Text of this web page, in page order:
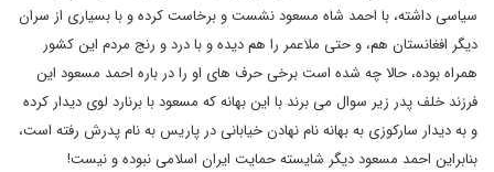
سیاسی داشته، با احمد شاه مسعود نشست و برخاست کرده و با بسیاری از سران
دیگر افغانستان هم، و حتی ملاعمر را هم دیده و با درد و رنج مردم این کشور
همراه بوده، حالا چه شده است برخی حرف های او را در باره احمد مسعود این
فرزند خلف پدر زیر سوال می برند با این بهانه که مسعود با برنارد لوی دیدار کرده
و به دیدار سارکوزی به بهانه نام نهادن خیابانی در پاریس به نام پدرش رفته است،
بنابراین احمد مسعود دیگر شایسته حمایت ایران اسلامی نبوده و نیست!